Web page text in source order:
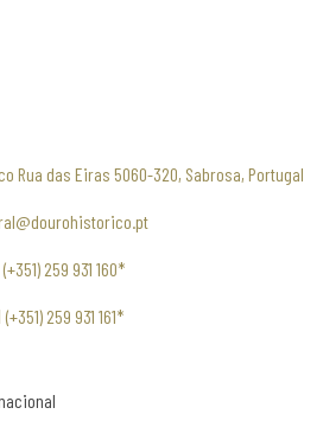
Rua das Eiras 5060-320, Sabrosa, Portugal
(+351) 259 931 160*
(+351) 259 931 161*